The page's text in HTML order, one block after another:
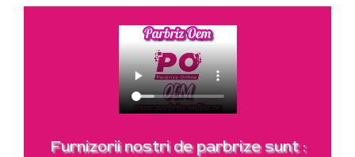
Furnizorii nostri de parbrize sunt :